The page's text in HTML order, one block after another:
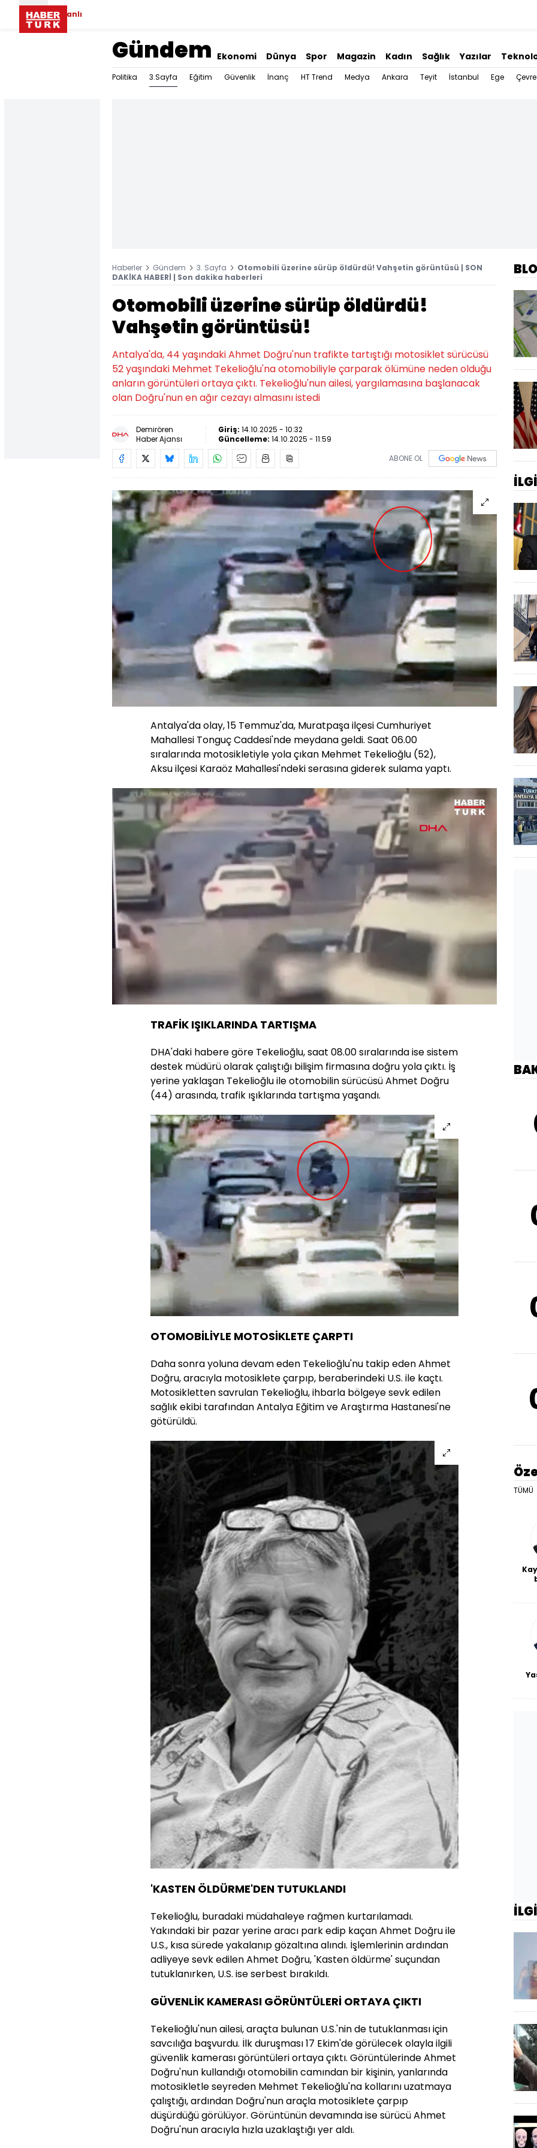
Canlı
Gündem Ekonomi Dünya Spor Magazin Kadın Sağlık Yazılar
Politika 3.Sayfa Eğitim Güvenlik İnanç HT Trend Medya Ankara Teyit İstanbul Ege Çevre
Haberler Gündem 3. Sayfa
Otomobili üzerine sürüp öldürdü! Vahşetin görüntüsü | SON
DAKİKA HABERİ | Son dakika haberleri
Otomobili üzerine sürüp öldürdü!
Vahşetin görüntüsü!
Antalya'da, 44 yaşındaki Ahmet Doğru'nun trafikte tartıştığı motosiklet sürücüsü
52 yaşındaki Mehmet Tekelioğlu'na otomobiliyle çarparak ölümüne neden olduğu
anların görüntüleri ortaya çıktı. Tekelioğlu'nun ailesi, yargılamasına başlanacak
olan Doğru'nun en ağır cezayı almasını istedi
Demirören
Haber Ajansı
Giriş: 14.10.2025 - 10:32
Güncelleme: 14.10.2025 - 11:59
ABONE OL
Antalya'da olay, 15 Temmuz'da, Muratpaşa ilçesi Cumhuriyet
Mahallesi Tonguç Caddesi'nde meydana geldi. Saat 06.00
sıralarında motosikletiyle yola çıkan Mehmet Tekelioğlu (52),
Aksu ilçesi Karaöz Mahallesi'ndeki serasına giderek sulama yaptı.
Sesi
Aç
Yüklendi
Oynatma
Hızı
TRAFİK IŞIKLARINDA TARTIŞMA
DHA'daki habere göre Tekelioğlu, saat 08.00 sıralarında ise sistem
destek müdürü olarak çalıştığı bilişim firmasına doğru yola çıktı. İş
yerine yaklaşan Tekelioğlu ile otomobilin sürücüsü Ahmet Doğru
(44) arasında, trafik ışıklarında tartışma yaşandı.
OTOMOBİLİYLE MOTOSİKLETE ÇARPTI
Daha sonra yoluna devam eden Tekelioğlu'nu takip eden Ahmet
Doğru, aracıyla motosiklete çarpıp, beraberindeki U.S. ile kaçtı.
Motosikletten savrulan Tekelioğlu, ihbarla bölgeye sevk edilen
sağlık ekibi tarafından Antalya Eğitim ve Araştırma Hastanesi'ne
götürüldü.
'KASTEN ÖLDÜRME'DEN TUTUKLANDI
Tekelioğlu, buradaki müdahaleye rağmen kurtarılamadı.
Yakındaki bir pazar yerine aracı park edip kaçan Ahmet Doğru ile
U.S., kısa sürede yakalanıp gözaltına alındı. İşlemlerinin ardından
adliyeye sevk edilen Ahmet Doğru, 'Kasten öldürme' suçundan
tutuklanırken, U.S. ise serbest bırakıldı.
GÜVENLİK KAMERASI GÖRÜNTÜLERİ ORTAYA ÇIKTI
Tekelioğlu'nun ailesi, araçta bulunan U.S.'nin de tutuklanması için
savcılığa başvurdu. İlk duruşması 17 Ekim'de görülecek olayla ilgili
güvenlik kamerası görüntüleri ortaya çıktı. Görüntülerinde Ahmet
Doğru'nun kullandığı otomobilin camından bir kişinin, yanlarında
motosikletle seyreden Mehmet Tekelioğlu'na kollarını uzatmaya
çalıştığı, ardından Doğru'nun araçla motosiklete çarpıp
düşürdüğü görülüyor. Görüntünün devamında ise sürücü Ahmet
Doğru'nun aracıyla hızla uzaklaştığı yer aldı.
TÜMÜ